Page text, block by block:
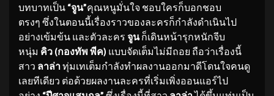
บทบาทเป็น “จูน”คุณหนูมั่นใจ ชอบใครก็บอกชอบ
ตรงๆ ซึ่งในตอนนี้เรื่องราวของละครก็กำลังดำเนินไป
อย่างเข้มข้น และตัวละคร จูนก็เดินหน้ารุกหนักจีบ
หนุ่ม คิว (กองทัพ พีค) แบบจัดเต็มไม่มีถอย ถือว่าเรื่องนี้
สาว ลาล่าทุ่มเทเต็มกำลังทำผลงานออกมาดีโดนใจคนดู
เลยทีเดียว ต่อด้วยผลงานละครที่เริ่มเพิ่งออนแอร์ไป